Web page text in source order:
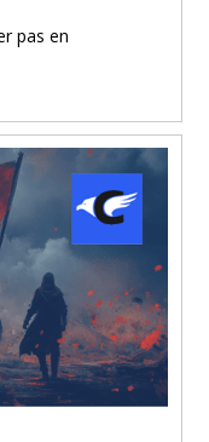
pas en